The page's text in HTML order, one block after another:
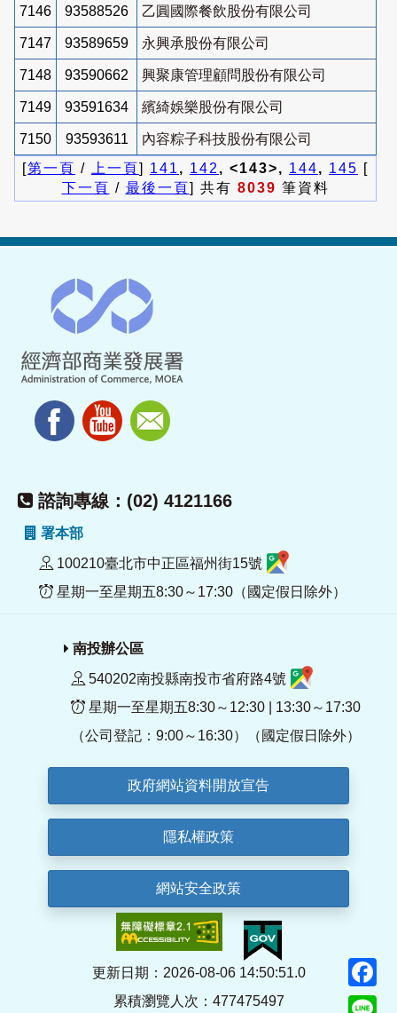
7146 93588526 乙圓國際餐飲股份有限公司
7147 93589659 永興承股份有限公司
7148 93590662 興聚康管理顧問股份有限公司
7149 93591634 繽綺娛樂股份有限公司
7150 93593611
內容粽子科技股份有限公司
[第一頁 / 上一頁] 141 , 142 , <143>, 144, 145 [
下一頁 / 最後一頁] 共有 8039 筆資料
諮詢專線：(02) 4121166
署本部
100210臺北市中正區福州街15號
星期一至星期五8:30～17:30（國定假日除外）
南投辦公區
540202南投縣南投市省府路4號
星期一至星期五8:30～12:30 | 13:30～17:30
（公司登記：9:00～16:30）（國定假日除外）
政府網站資料開放宣告
隱私權政策
網站安全政策
更新日期：2026-08-06 14:50:51.0
累積瀏覽人次：477475497